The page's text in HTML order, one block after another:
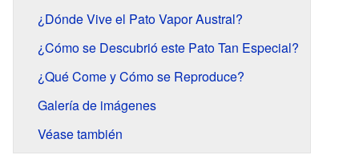
¿Dónde Vive el Pato Vapor Austral?
¿Cómo se Descubrió este Pato Tan Especial?
¿Qué Come y Cómo se Reproduce?
Galería de imágenes
Véase también